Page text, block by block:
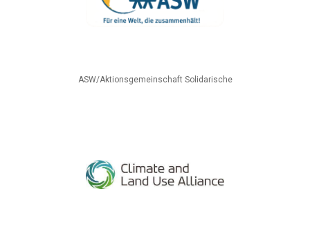
ASW/Aktionsgemeinschaft Solidarische